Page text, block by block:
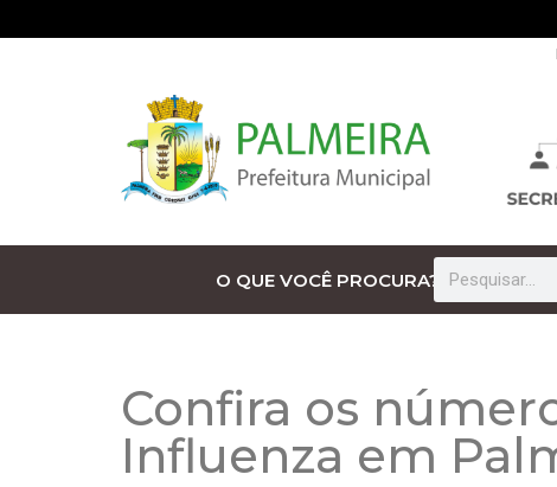
O QUE VOCÊ PROCURA?
Confira os
Influenza em